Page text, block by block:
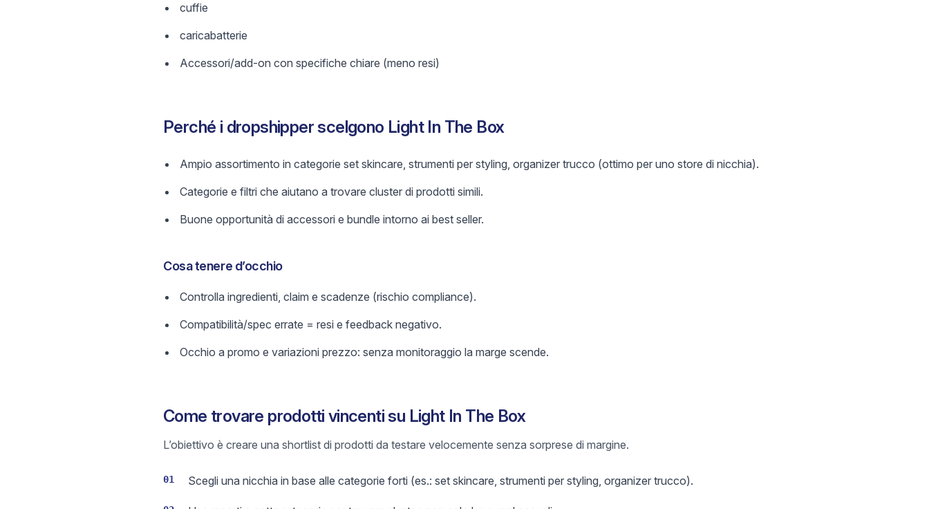
cuffie
caricabatterie
Accessori/add-on con specifiche chiare (meno resi)
Perché i dropshipper scelgono Light In The Box
Ampio assortimento in categorie set skincare, strumenti per styling, organizer trucco (ottimo per uno store di nicchia).
Categorie e filtri che aiutano a trovare cluster di prodotti simili.
Buone opportunità di accessori e bundle intorno ai best seller.
Cosa tenere d’occhio
Controlla ingredienti, claim e scadenze (rischio compliance).
Compatibilità/spec errate = resi e feedback negativo.
Occhio a promo e variazioni prezzo: senza monitoraggio la marge scende.
Come trovare prodotti vincenti su Light In The Box
L’obiettivo è creare una shortlist di prodotti da testare velocemente senza sorprese di margine.
01 Scegli una nicchia in base alle categorie forti (es.: set skincare, strumenti per styling, organizer trucco).